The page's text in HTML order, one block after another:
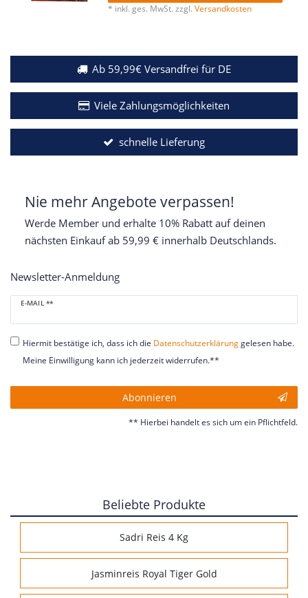
* inkl. ges. MwSt. zzgl.Versandkosten
Ab 59,99€ Versandfrei für DE
Viele Zahlungsmöglichkeiten
schnelle Lieferung
Nie mehr Angebote verpassen!
Werde Member und erhalte 10% Rabatt auf deinen
nächsten Einkauf ab 59,99 € innerhalb Deutschlands.
Newsletter-Anmeldung
E-MAIL **
Newsletter
Honig
Hiermit bestätige ich, dass ich die Daten­schutz­erklärunggelesen habe.
Meine Einwilligung kann ich jederzeit widerrufen.**
Abonnieren
** Hierbei handelt es sich um ein Pflichtfeld.
Beliebte Produkte
Sadri Reis 4 Kg
Jasminreis Royal Tiger Gold